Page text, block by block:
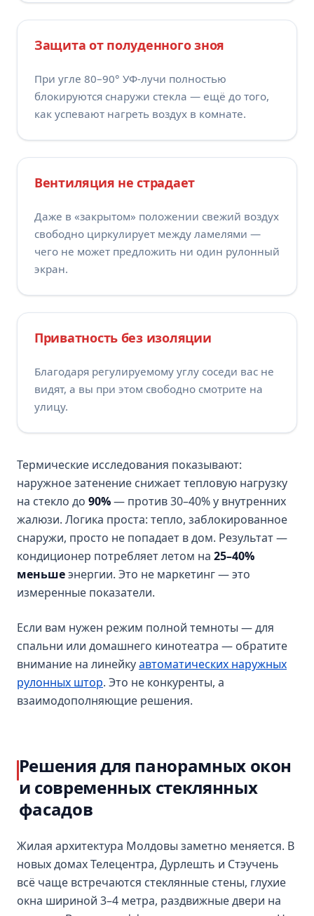
Защита от полуденного зноя
При угле 80–90° УФ-лучи полностью
блокируются снаружи стекла — ещё до того,
как успевают нагреть воздух в комнате.
Вентиляция не страдает
Даже в «закрытом» положении свежий воздух
свободно циркулирует между ламелями —
чего не может предложить ни один рулонный
экран.
Приватность без изоляции
Благодаря регулируемому углу соседи вас не
видят, а вы при этом свободно смотрите на
улицу.
Термические исследования показывают:
наружное затенение снижает тепловую нагрузку
на стекло до 90%— против 30–40% у внутренних
жалюзи. Логика проста: тепло, заблокированное
снаружи, просто не попадает в дом. Результат —
кондиционер потребляет летом на 25–40%
меньшеэнергии. Это не маркетинг — это
измеренные показатели.
Если вам нужен режим полной темноты — для
спальни или домашнего кинотеатра — обратите
внимание на линейкуавтоматических наружных
рулонных штор. Это не конкуренты, а
взаимодополняющие решения.
Решения для панорамных окон
и современных стеклянных
фасадов
Жилая архитектура Молдовы заметно меняется. В
новых домах Телецентра, Дурлешть и Стэучень
всё чаще встречаются стеклянные стены, глухие
окна шириной 3–4 метра, раздвижные двери на